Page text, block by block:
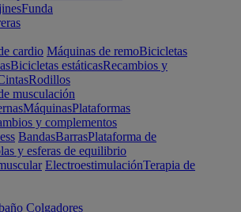
Funda
cardio Máquinas de remoBicicletas
Bicicletas estáticasRecambios y
Rodillos
musculación
MáquinasPlataformas
y complementos
BandasBarrasPlataforma de
y esferas de equilibrio
ElectroestimulaciónTerapia de
Colgadores